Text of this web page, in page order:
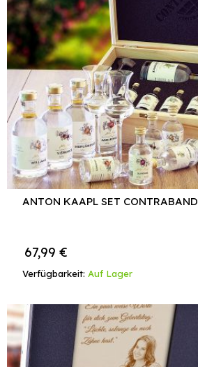
ANTON KAAPL SET CONTRABAND
Verfügbarkeit: Auf Lager
67,99 €